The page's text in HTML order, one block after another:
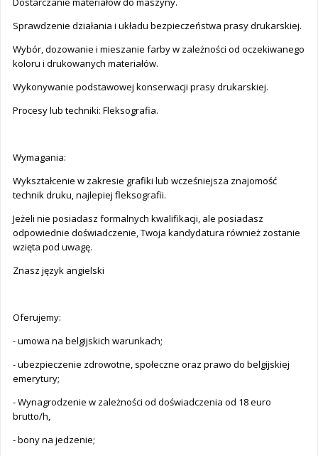
Sprawdzenie działania i układu bezpieczeństwa prasy drukarskiej.
Wybór, dozowanie i mieszanie farby w zależności od oczekiwanego
koloru i drukowanych materiałów.
Wykonywanie podstawowej konserwacji prasy drukarskiej.
Procesy lub techniki: Fleksografia.
Wymagania:
Wykształcenie w zakresie grafiki lub wcześniejsza znajomość
technik druku, najlepiej fleksografii.
Jeżeli nie posiadasz formalnych kwalifikacji, ale posiadasz
odpowiednie doświadczenie, Twoja kandydatura również zostanie
wzięta pod uwagę.
Znasz język angielski
Oferujemy:
- umowa na belgijskich warunkach;
- ubezpieczenie zdrowotne, społeczne oraz prawo do belgijskiej
emerytury;
- Wynagrodzenie w zależności od doświadczenia od 18 euro
brutto/h,
- bony na jedzenie;